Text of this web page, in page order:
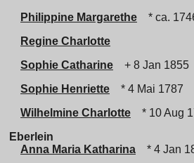
Philippine Margarethe
* ca.
Regine Charlotte
Sophie Catharine
+ 8 Jan 1855
Sophie Henriette
* 4 Mai 1787
Wilhelmine Charlotte
* 10 Aug
Eberlein
Anna Maria Katharina
* 4 Jan